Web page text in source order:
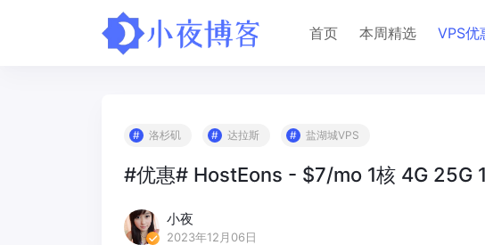
首页 本周精选 VPS优
洛杉矶 达拉斯 盐湖城VPS
#优惠# HostEons - $7/mo 1核 4G 25G
小夜
2023年12月06日